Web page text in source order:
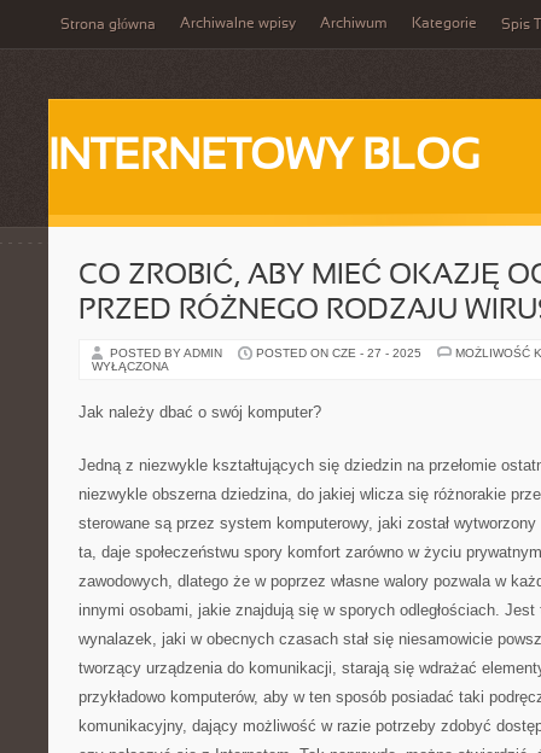
Strona główna Archiwalne wpisy Archiwum Kategorie Spis
INTERNETOWY BLOG
CO ZROBIĆ, ABY MIEĆ OKAZJĘ
PRZED RÓŻNEGO RODZAJU
POSTED BY ADMIN POSTED ON CZE - 27 - 2025
MOŻLIWOŚĆ
WYŁĄCZONA
Jak należy dbać o swój komputer?
Jedną z niezwykle kształtujących się dziedzin na przełomie
niezwykle obszerna dziedzina, do jakiej wlicza się różnorakie
sterowane są przez system komputerowy, jaki został
ta, daje społeczeństwu spory komfort zarówno w życiu
zawodowych, dlatego że w poprzez własne walory pozwala w
innymi osobami, jakie znajdują się w sporych odległościach.
wynalazek, jaki w obecnych czasach stał się niesamowicie
tworzący urządzenia do komunikacji, starają się wdrażać
przykładowo komputerów, aby w ten sposób posiadać taki
komunikacyjny, dający możliwość w razie potrzeby zdobyć